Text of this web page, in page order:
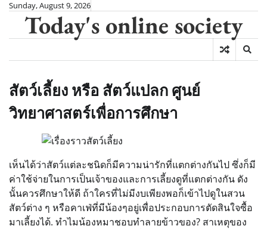
Skip
content
Sunday, August 9, 2026
Today's online society
สัตว์เลี้ยง หรือ สัตว์แปลก ศูนย์
วิทยาศาสตร์เพื่อการศึกษา
เห็นได้ว่าสัตว์แต่ละชนิดก็มีความน่ารักที่แตกต่างกันไป ซึ่งก็มี
ค่าใช้จ่ายในการเป็นเจ้าของและการเลี้ยงดูที่แตกต่างกัน ดัง
นั้นควรศึกษาให้ดี ถ้าใครที่ไม่มีงบเพียงพอก็เข้าไปดูในสวน
สัตว์ต่าง ๆ หรือคาเฟ่ที่มีน้องๆอยู่เพื่อประกอบการตัดสินใจซื้อ
มาเลี้ยงได้. ทำไมน้องหมาชอบทำลายข้าวของ? สาเหตุของ